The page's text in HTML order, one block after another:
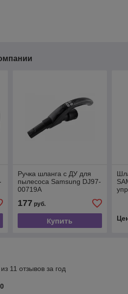
Ручка шланга с ДУ для
пылесоса Samsung DJ97-
00719A
177 руб.
Купить
11 отзывов за год